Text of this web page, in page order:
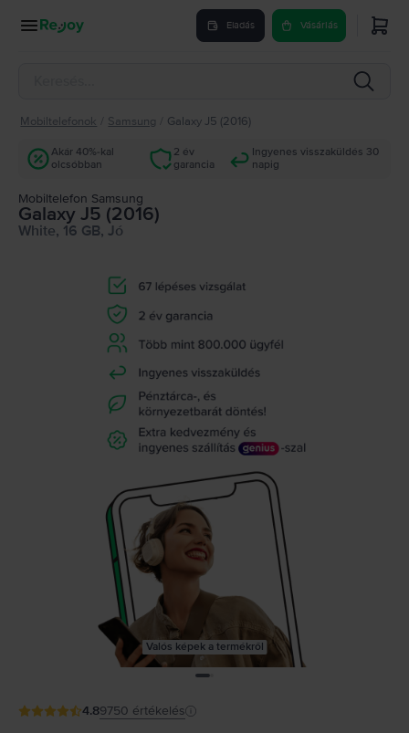
Eladás Vásárlás
Mobiltelefonok Samsung Galaxy J5 (2016)
Akár 40%-kal
olcsóbban
2 év
garancia
Ingyenes visszaküldés 30
napig
Mobiltelefon Samsung
Galaxy J5 (2016)
White, 16 GB, Jó
Valós képek a termékről
4.89750 értékelés